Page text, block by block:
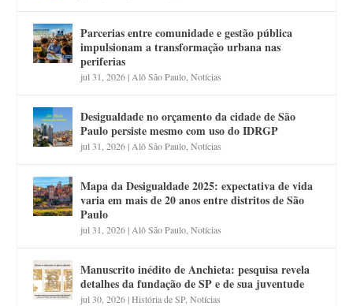
Parcerias entre comunidade e gestão pública
impulsionam a transformação urbana nas
periferias
jul 31, 2026| Alô São Paulo ,Notícias
Desigualdade no orçamento da cidade de São
Paulo persiste mesmo com uso do IDRGP
jul 31, 2026| Alô São Paulo ,Notícias
Mapa da Desigualdade 2025: expectativa de vida
varia em mais de 20 anos entre distritos de São
Paulo
jul 31, 2026| Alô São Paulo ,Notícias
Manuscrito inédito de Anchieta: pesquisa revela
detalhes da fundação de SP e de sua juventude
jul 30, 2026|História de SP,Notícias